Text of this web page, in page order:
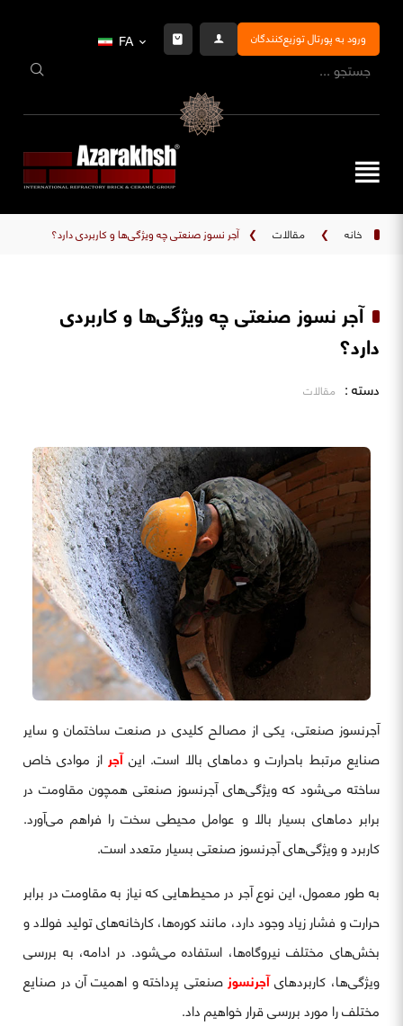
ورود به پورتال توزیع‌کنندگان FA
خانه ❯ مقالات ❯ آجر نسوز صنعتی چه ویژگی‌ها و کاربردی دارد؟
آجر نسوز صنعتی چه ویژگی‌ها و کاربردی
دارد؟
دسته : مقالات
آجرنسوز صنعتی، یکی از مصالح کلیدی در صنعت ساختمان و سایر
صنایع مرتبط باحرارت و دماهای بالا است. اینآجراز موادی خاص
ساخته می‌شود که ویژگی‌های آجرنسوز صنعتی همچون مقاومت در
برابر دماهای بسیار بالا و عوامل محیطی سخت را فراهم می‌آورد.
کاربرد و ویژگی‌های آجرنسوز صنعتی بسیار متعدد است.
به طور معمول، این نوع آجر در محیط‌هایی که نیاز به مقاومت در برابر
حرارت و فشار زیاد وجود دارد، مانند کوره‌ها، کارخانه‌های تولید فولاد و
بخش‌های مختلف نیروگاه‌ها، استفاده می‌شود. در ادامه، به بررسی
ویژگی‌ها، کاربردهایآجرنسوزصنعتی پرداخته و اهمیت آن در صنایع
مختلف را مورد بررسی قرار خواهیم داد.